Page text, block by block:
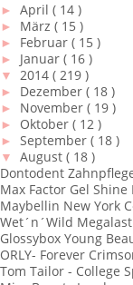
► April ( 14 )
► März ( 15 )
► Februar ( 15 )
► Januar ( 16 )
▼ 2014 ( 219 )
► Dezember ( 18 )
► November ( 19 )
► Oktober ( 12 )
► September ( 18 )
▼ August ( 18 )
Dontodent
Max Factor Gel
Maybellin New York
Wet´n´Wild
Glossybox Young
ORLY- Forever
Tom Tailor - College